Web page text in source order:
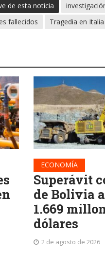
de esta noticia
fallecidos
Tragedia en Italia
ECONOMÍA
Superávit
de Bolivia
1.669
dólares
2 de agosto de 2026